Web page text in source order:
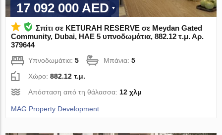
17 092 000 AED
Σπίτι σε KETURAH RESERVE σε Meydan Gated
Community, Dubai, ΗΑΕ 5 υπνοδωμάτια, 882.12 τ.μ. Αρ.
379644
Υπνοδωμάτια:5 Μπάνια:5
Χώρο:882.12 τ.μ.
Απόσταση από τη θάλασσα:12 χλμ
MAG Property Development